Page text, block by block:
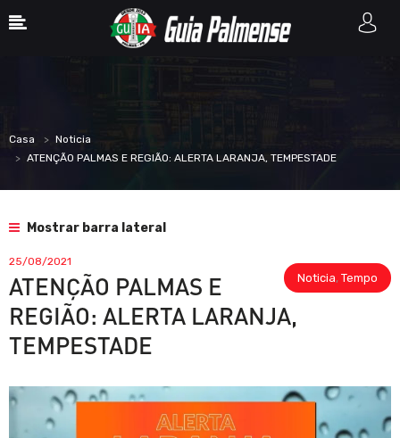
Casa
Noticia
ATENÇÃO PALMAS E REGIÃO: ALERTA LARANJA, TEMPESTADE
Mostrar barra lateral
Noticia, Tempo
25/08/2021
ATENÇÃO PALMAS E
REGIÃO: ALERTA LARANJA,
TEMPESTADE